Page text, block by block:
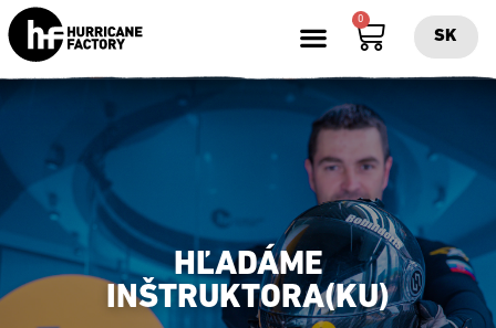
0
SK
HĽADÁME
INŠTRUKTORA(KU)